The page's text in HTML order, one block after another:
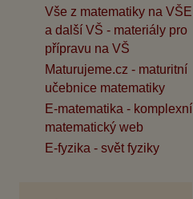
Vše z matematiky na VŠE
a další VŠ - materiály pro
přípravu na VŠ
Maturujeme.cz - maturitní
učebnice matematiky
E-matematika - komplexní
matematický web
E-fyzika - svět fyziky